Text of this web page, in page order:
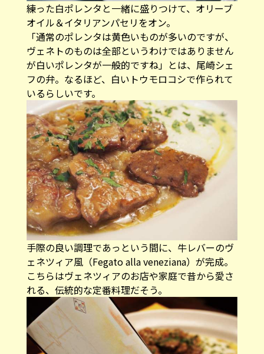
練った白ポレンタと一緒に盛りつけて、オリーブ
オイル＆イタリアンパセリをオン。
「通常のポレンタは黄色いものが多いのですが、
ヴェネトのものは全部というわけではありません
が白いポレンタが一般的ですね」とは、尾崎シェ
フの弁。なるほど、白いトウモロコシで作られて
いるらしいです。
手際の良い調理であっという間に、牛レバーのヴ
ェネツィア風（Fegato alla veneziana）が完成。
こちらはヴェネツィアのお店や家庭で昔から愛さ
れる、伝統的な定番料理だそう。